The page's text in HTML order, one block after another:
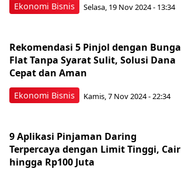
Ekonomi Bisnis Selasa, 19 Nov 2024 - 13:34
Ekonomi Bisnis
Rekomendasi 5 Pinjol dengan Bunga
Flat Tanpa Syarat Sulit, Solusi Dana
Cepat dan Aman
Kamis, 7 Nov 2024 - 22:34
9 Aplikasi Pinjaman Daring
Terpercaya dengan Limit Tinggi, Cair
hingga Rp100 Juta